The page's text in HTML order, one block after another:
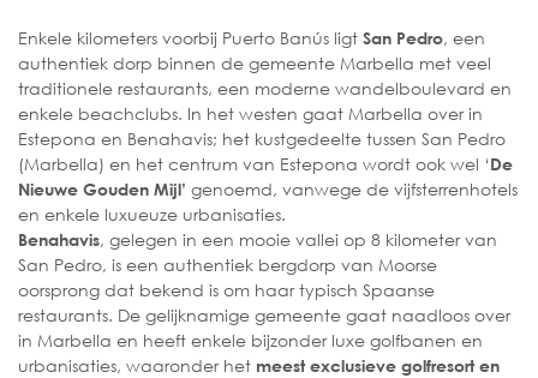
Enkele kilometers voorbij Puerto Banús ligt San Pedro, een
authentiek dorp binnen de gemeente Marbella met veel
traditionele restaurants, een moderne wandelboulevard en
enkele beachclubs. In het westen gaat Marbella over in
Estepona en Benahavis; het kustgedeelte tussen San Pedro
(Marbella) en het centrum van Estepona wordt ook wel ‘De
Nieuwe Gouden Mijl’ genoemd, vanwege de vijfsterrenhotels
en enkele luxueuze urbanisaties.
Benahavis, gelegen in een mooie vallei op 8 kilometer van
San Pedro, is een authentiek bergdorp van Moorse
oorsprong dat bekend is om haar typisch Spaanse
restaurants. De gelijknamige gemeente gaat naadloos over
in Marbella en heeft enkele bijzonder luxe golfbanen en
urbanisaties, waaronder het meest exclusieve golfresort en